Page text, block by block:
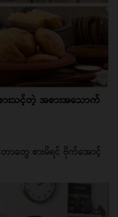
းသင့်တဲ့ အစားအသောက်
ာတွေ စားမိရင် ဗိုက်အောင့်